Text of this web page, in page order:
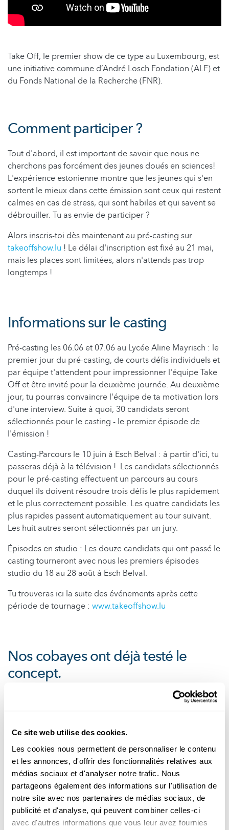
Ce site web utilise des cookies.
Les cookies nous permettent de personnaliser le contenu
et les annonces, d'offrir des fonctionnalités relatives aux
médias sociaux et d'analyser notre trafic. Nous
partageons également des informations sur l'utilisation de
notre site avec nos partenaires de médias sociaux, de
publicité et d'analyse, qui peuvent combiner celles-ci
avec d'autres informations que vous leur avez fournies
Take Off, le premier show de ce type au Luxembourg, est
une initiative commune d’André Losch Fondation (ALF) et
du Fonds National de la Recherche (FNR).
Comment participer ?
Tout d'abord, il est important de savoir que nous ne
cherchons pas forcément des jeunes doués en sciences!
L'expérience estonienne montre que les jeunes qui s'en
sortent le mieux dans cette émission sont ceux qui restent
calmes en cas de stress, qui sont habiles et qui savent se
débrouiller. Tu as envie de participer ?
Alors inscris-toi dès maintenant au pré-casting sur
takeoffshow.lu ! Le délai d'inscription est fixé au 21 mai,
mais les places sont limitées, alors n'attends pas trop
longtemps !
Informations sur le casting
Pré-casting les 06.06 et 07.06 au Lycée Aline Mayrisch : le
premier jour du pré-casting, de courts défis individuels et
par équipe t'attendent pour impressionner l'équipe Take
Off et être invité pour la deuxième journée. Au deuxième
jour, tu pourras convaincre l'équipe de ta motivation lors
d'une interview. Suite à quoi, 30 candidats seront
sélectionnés pour le casting - le premier épisode de
l'émission !
Casting-Parcours le 10 juin à Esch Belval : à partir d'ici, tu
passeras déjà à la télévision ! Les candidats sélectionnés
pour le pré-casting effectuent un parcours au cours
duquel ils doivent résoudre trois défis le plus rapidement
et le plus correctement possible. Les quatre candidats les
plus rapides passent automatiquement au tour suivant.
Les huit autres seront sélectionnés par un jury.
Épisodes en studio : Les douze candidats qui ont passé le
casting tourneront avec nous les premiers épisodes
studio du 18 au 28 août à Esch Belval.
Tu trouveras ici la suite des événements après cette
période de tournage : www.takeoffshow.lu
Nos cobayes ont déjà testé le
concept.
Tu n'as pas encore une idée précise de ce dont il s'agit ?
uns de nos science challenges. Tu peux voir comment ils
s’en sont sortis sur le compte TikToketInstagramde Take
Off. Voici quelques photos :